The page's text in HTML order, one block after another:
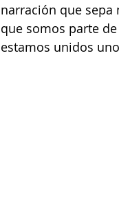
narración que
que somos parte
estamos unidos